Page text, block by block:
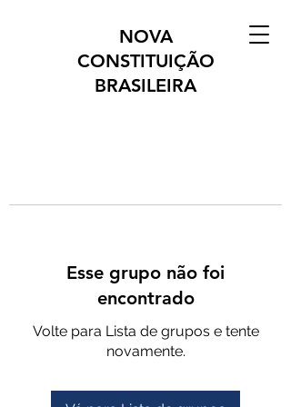
NOVA
CONSTITUIÇÃO
BRASILEIRA
Esse grupo não foi
encontrado
Volte para Lista de grupos e tente
novamente.